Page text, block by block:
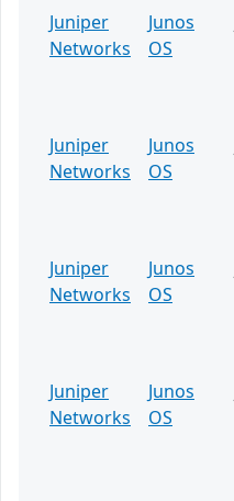
Juniper
Networks
Junos
OS
Juniper
Networks
Junos
OS
Juniper
Networks
Junos
OS
Juniper
Networks
Junos
OS